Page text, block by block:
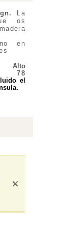
La
os
en
Alto
78
el